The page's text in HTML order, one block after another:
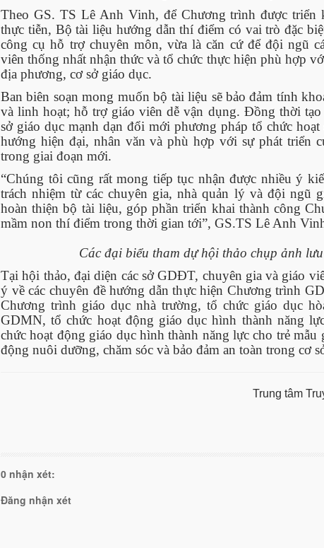
Theo GS. TS Lê Anh Vinh, để Chương trình được triển
thực tiễn, Bộ tài liệu hướng dẫn thí điểm có vai trò đặc
công cụ hỗ trợ chuyên môn, vừa là căn cứ để đội ngũ
viên thống nhất nhận thức và tổ chức thực hiện phù hợp
địa phương, cơ sở giáo dục.
Ban biên soạn mong muốn bộ tài liệu sẽ bảo đảm tính
và linh hoạt; hỗ trợ giáo viên dễ vận dụng. Đồng thời tạo
sở giáo dục mạnh dạn đổi mới phương pháp tổ chức
hướng hiện đại, nhân văn và phù hợp với sự phát triển
trong giai đoạn mới.
“Chúng tôi cũng rất mong tiếp tục nhận được nhiều ý
trách nhiệm từ các chuyên gia, nhà quản lý và đội ngũ
hoàn thiện bộ tài liệu, góp phần triển khai thành công
mầm non thí điểm trong thời gian tới”, GS.TS Lê Anh
Các đại biểu tham dự hội thảo chụp ảnh
Tại hội thảo, đại diện các sở GDĐT, chuyên gia và giáo
ý về các chuyên đề hướng dẫn thực hiện Chương trình
Chương trình giáo dục nhà trường, tổ chức giáo dục
GDMN, tổ chức hoạt động giáo dục hình thành năng
chức hoạt động giáo dục hình thành năng lực cho trẻ mẫu
động nuôi dưỡng, chăm sóc và bảo đảm an toàn trong cơ
Trung tâm
0 nhận xét:
Đăng nhận xét